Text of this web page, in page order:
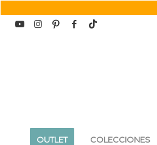
OUTLET COLECCIONES